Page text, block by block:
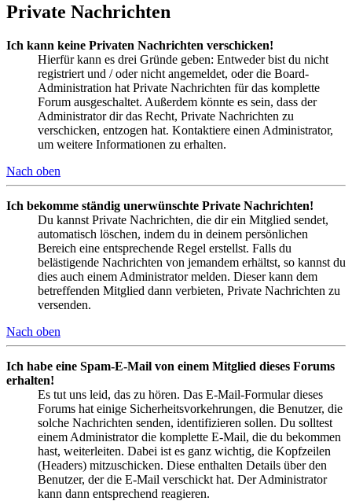
Private Nachrichten
Ich kann keine Privaten Nachrichten verschicken!
Hierfür kann es drei Gründe geben: Entweder bist du nicht
registriert und / oder nicht angemeldet, oder die Board-
Administration hat Private Nachrichten für das komplette
Forum ausgeschaltet. Außerdem könnte es sein, dass der
Administrator dir das Recht, Private Nachrichten zu
verschicken, entzogen hat. Kontaktiere einen Administrator,
um weitere Informationen zu erhalten.
Nach oben
Ich bekomme ständig unerwünschte Private Nachrichten!
Du kannst Private Nachrichten, die dir ein Mitglied sendet,
automatisch löschen, indem du in deinem persönlichen
Bereich eine entsprechende Regel erstellst. Falls du
belästigende Nachrichten von jemandem erhältst, so kannst du
dies auch einem Administrator melden. Dieser kann dem
betreffenden Mitglied dann verbieten, Private Nachrichten zu
versenden.
Nach oben
Ich habe eine Spam-E-Mail von einem Mitglied dieses Forums
erhalten!
Es tut uns leid, das zu hören. Das E-Mail-Formular dieses
Forums hat einige Sicherheitsvorkehrungen, die Benutzer, die
solche Nachrichten senden, identifizieren sollen. Du solltest
einem Administrator die komplette E-Mail, die du bekommen
hast, weiterleiten. Dabei ist es ganz wichtig, die Kopfzeilen
(Headers) mitzuschicken. Diese enthalten Details über den
Benutzer, der die E-Mail verschickt hat. Der Administrator
kann dann entsprechend reagieren.